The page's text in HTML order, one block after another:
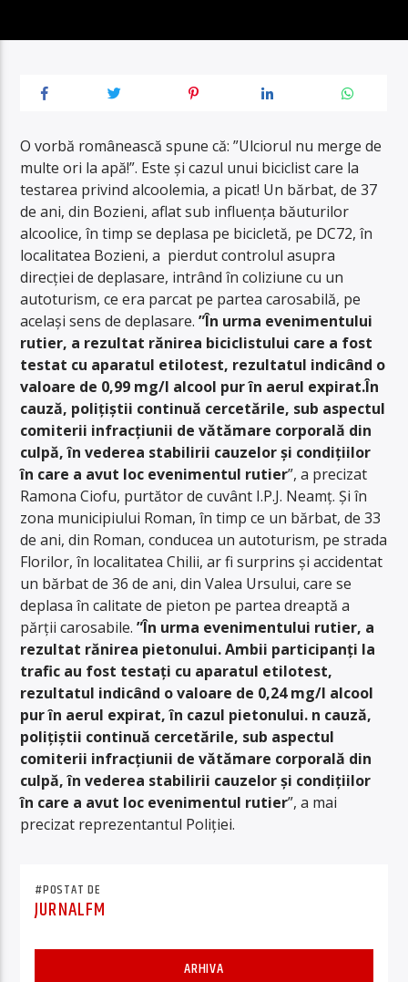
O vorbă românească spune că: ”Ulciorul nu merge de
multe ori la apă!”. Este și cazul unui biciclist care la
testarea privind alcoolemia, a picat! Un bărbat, de 37
de ani, din Bozieni, aflat sub influența băuturilor
alcoolice, în timp se deplasa pe bicicletă, pe DC72, în
localitatea Bozieni, a pierdut controlul asupra
direcției de deplasare, intrând în coliziune cu un
autoturism, ce era parcat pe partea carosabilă, pe
același sens de deplasare.”În urma evenimentului
rutier, a rezultat rănirea biciclistului care a fost
testat cu aparatul etilotest, rezultatul indicând o
valoare de 0,99 mg/l alcool pur în aerul expirat.În
cauză, polițiștii continuă cercetările, sub aspectul
comiterii infracțiunii de vătămare corporală din
culpă, în vederea stabilirii cauzelor și condițiilor
în care a avut loc evenimentul rutier”, a precizat
Ramona Ciofu, purtător de cuvânt I.P.J. Neamț. Și în
zona municipiului Roman, în timp ce un bărbat, de 33
de ani, din Roman, conducea un autoturism, pe strada
Florilor, în localitatea Chilii, ar fi surprins și accidentat
un bărbat de 36 de ani, din Valea Ursului, care se
deplasa în calitate de pieton pe partea dreaptă a
părții carosabile.”În urma evenimentului rutier, a
rezultat rănirea pietonului. Ambii participanți la
trafic au fost testați cu aparatul etilotest,
rezultatul indicând o valoare de 0,24 mg/l alcool
pur în aerul expirat, în cazul pietonului. n cauză,
polițiștii continuă cercetările, sub aspectul
comiterii infracțiunii de vătămare corporală din
culpă, în vederea stabilirii cauzelor și condițiilor
în care a avut loc evenimentul rutier”, a mai
precizat reprezentantul Poliției.
#POSTAT DE
JURNALFM
ARHIVA